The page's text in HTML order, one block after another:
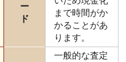
ー
ド
まで時間がか
かることがあ
ります。
一般的な査定